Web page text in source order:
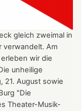
gleich zweimal in
verwandelt. Am
wir die
unheilige
21. August sowie
"Die
Theater-Musik-